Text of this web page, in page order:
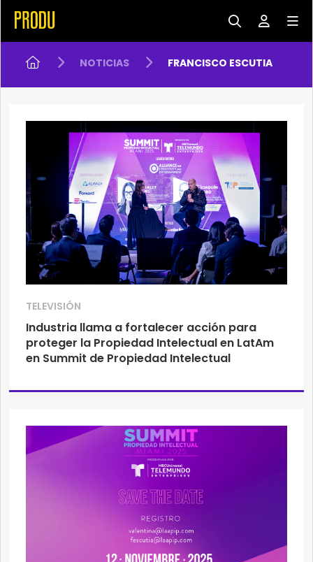
NOTICIAS FRANCISCO ESCUTIA
TELEVISIÓN
Industria llama a fortalecer acción para
proteger la Propiedad Intelectual en LatAm
en Summit de Propiedad Intelectual